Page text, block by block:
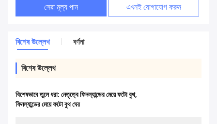
সেরা মূল্য পান এখনই যোগাযোগ করুন
বিশেষ উল্লেখ বর্ণনা
বিশেষ উল্লেখ
বিশেষভাবে তুলে ধরা: নেতৃত্বে ফিনল্যান্ডের মেয়ে ফটো বুথ,
ফিনল্যান্ডের মেয়ে ফটো বুথ ঘের